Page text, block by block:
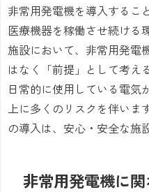
非常用発電機を導入するこ
医療機器を稼働させ続ける
施設において、非常用発電
はなく「前提」として考え
日常的に使用している電気
上に多くのリスクを伴いま
の導入は、安心・安全な施
非常用発電機に